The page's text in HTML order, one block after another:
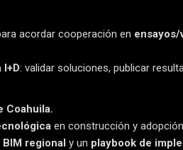
acordar cooperación en ensayos/
I+D: validar soluciones, publicar
Coahuila.
en construcción y
BIM regional y un playbook de